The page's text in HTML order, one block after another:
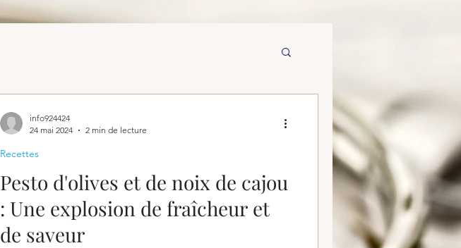
Pesto d'olives et de noix de cajou
: Une explosion de fraîcheur et
de saveur
Recettes
info924424
24 mai 2024
2 min de lecture